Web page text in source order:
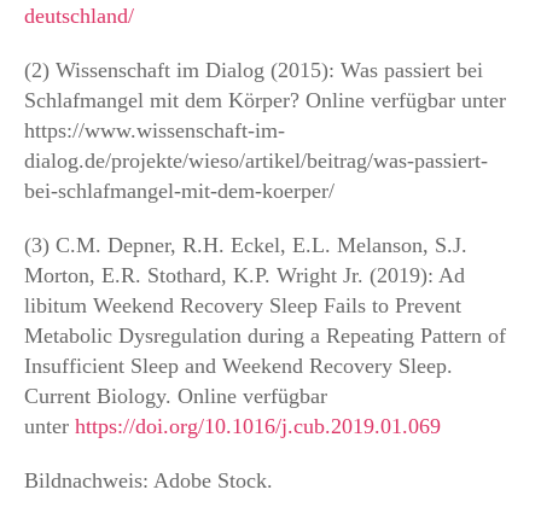
deutschland/
(2) Wissenschaft im Dialog (2015): Was passiert bei
Schlafmangel mit dem Körper? Online verfügbar unter
https://www.wissenschaft-im-
dialog.de/projekte/wieso/artikel/beitrag/was-passiert-
bei-schlafmangel-mit-dem-koerper/
(3) C.M. Depner, R.H. Eckel, E.L. Melanson, S.J.
Morton, E.R. Stothard, K.P. Wright Jr. (2019): Ad
libitum Weekend Recovery Sleep Fails to Prevent
Metabolic Dysregulation during a Repeating Pattern of
Insufficient Sleep and Weekend Recovery Sleep.
Current Biology. Online verfügbar
unter https://doi.org/10.1016/j.cub.2019.01.069
Bildnachweis: Adobe Stock.